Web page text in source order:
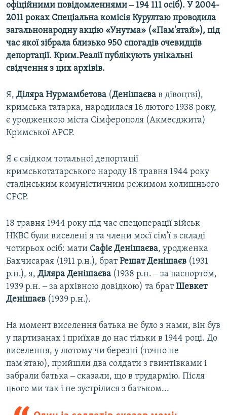
офіційними повідомленнями ‒ 194 111 осіб). У 2004-
2011 роках Спеціальна комісія Курултаю проводила
загальнонародну акцію «Унутма» («Пам'ятай»), під
час якої зібрала близько 950 спогадів очевидців
депортації. Крим.Реалії публікують унікальні
свідчення з цих архівів.
Я, Діляра Нурмамбетова (Денішаєва в дівоцтві),
кримська татарка, народилася 16 лютого 1938 року,
є уродженкою міста Сімферополя (Акмесджита)
Кримської АРСР.
Я є свідком тотальної депортації
кримськотатарського народу 18 травня 1944 року
сталінським комуністичним режимом колишнього
СРСР.
18 травня 1944 року під час спецоперації військ
НКВС були виселені я та члени моєї сім'ї в складі
чотирьох осіб: мати Сафіє Денішаєва, уродженка
Бахчисарая (1911 р.н.), братРешат Денішаєв (1931
р.н.), я, Діляра Денішаєва (1938 р.н. ‒ за паспортом,
1939 р.н. ‒ за архівною довідкою) та братШевкет
Денішаєв (1939 р.н.).
На момент виселення батька не було з нами, він був
у партизанах і приїхав до нас тільки в 1944 році. До
виселення, у лютому чи березні (точно не
пам'ятаю), прийшли два солдати з гвинтівками і
забрали батька ‒ сказали, що в трудармію. Після
цього ми так і не зустрілися з батьком...